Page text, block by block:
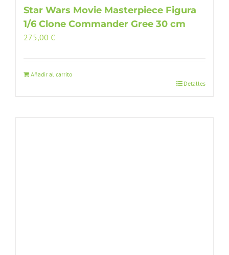
Star Wars Movie Masterpiece Figura
1/6 Clone Commander Gree 30 cm
275,00 €
Añadir al carrito
Detalles